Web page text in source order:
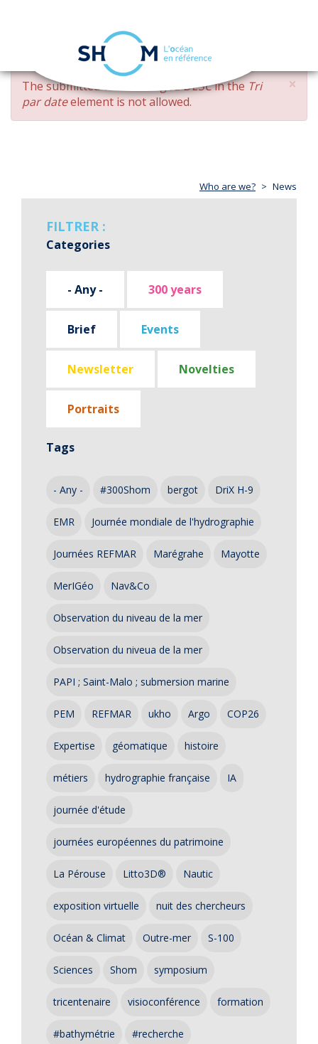
Skip
main
content
navigation
×
ERROR
MESSAGE
The submitted value changed DESCin the Tri
par dateelement is not allowed.
Who are we? News
FILTRER :
Categories
- Any - 300 years
Brief Events
Newsletter Novelties
Portraits
Tags
- Any - #300Shom bergot DriX H-9
EMR Journée mondiale de l'hydrographie
Journées REFMAR Marégrahe Mayotte
MerIGéo Nav&Co
Observation du niveau de la mer
Observation du niveua de la mer
PAPI ; Saint-Malo ; submersion marine
PEM REFMAR ukho Argo COP26
Expertise géomatique histoire
métiers hydrographie française IA
journée d'étude
journées européennes du patrimoine
La Pérouse Litto3D® Nautic
exposition virtuelle nuit des chercheurs
Océan & Climat Outre-mer S-100
Sciences Shom symposium
tricentenaire visioconférence formation
#bathymétrie #recherche